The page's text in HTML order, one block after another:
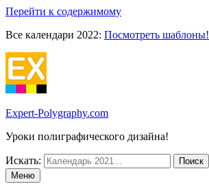
Перейти к содержимому
Все календари 2022: Посмотреть шаблоны!
Expert-Polygraphy.com
Уроки полиграфического дизайна!
Искать:
Меню